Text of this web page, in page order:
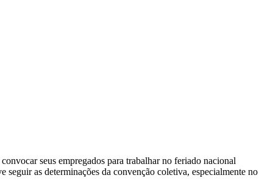
seus empregados para trabalhar no feriado nacional
seguir as determinações da convenção coletiva, especialmente no